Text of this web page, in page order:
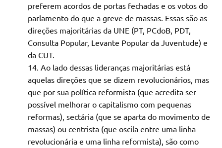
preferem acordos de portas fechadas e os votos do
parlamento do que a greve de massas. Essas são as
direções majoritárias da UNE (PT, PCdoB, PDT,
Consulta Popular, Levante Popular da Juventude) e
da CUT.
Ao lado dessas lideranças majoritárias está
aquelas direções que se dizem revolucionários, mas
que por sua política reformista (que acredita ser
possível melhorar o capitalismo com pequenas
reformas), sectária (que se aparta do movimento de
massas) ou centrista (que oscila entre uma linha
revolucionária e uma linha reformista), são como